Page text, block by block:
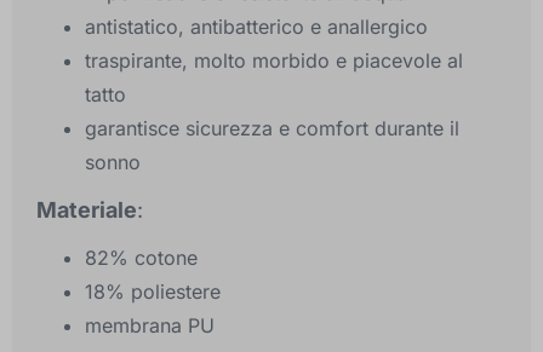
antistatico, antibatterico e anallergico
traspirante, molto morbido e piacevole al
tatto
garantisce sicurezza e comfort durante il
sonno
Materiale:
82% cotone
18% poliestere
membrana PU